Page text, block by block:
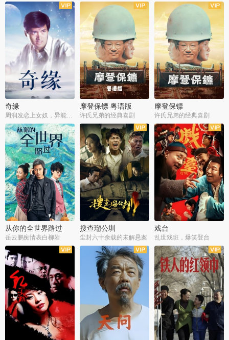
奇缘
周润发恋上女奴，异能护体战邪派
摩登保镖 粤语版
许氏兄弟的经典喜剧
摩登保镖
许氏兄弟的经典喜剧
从你的全世界路过
岳云鹏痴情表白柳岩
搜查瑠公圳
尘封六十余载的未解悬案
戏台
乱世戏班，爆笑登台